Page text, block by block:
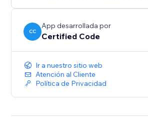
CC
App desarrollada por
Certified Code
Ir a nuestro sitio web
Atención al Cliente
Política de Privacidad